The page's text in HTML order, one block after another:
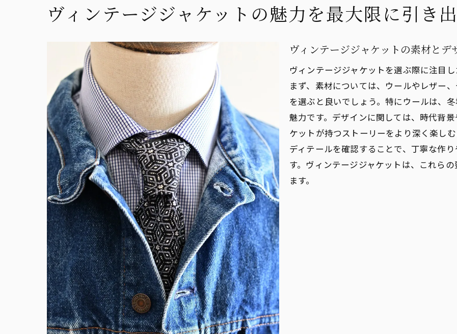
日常の装いにヴィンテージジャケットを取り入れるコツ
ヴィンテージジャケットと現代ファッションの融合テクニッ
季節ごとのヴィンテージジャケットの活用法
アクセサリーと合わせるヴィンテージジャケットのスタイル
オフィスカジュアルに適したヴィンテージジャケット
ヴィンテージジャケットで生まれる新しい日常コーデ
ヴィンテージジャケットで個性を引き出すスタイリングテクニッ
ヴィンテージジャケットのシルエットで変わる印象
異素材ミックスで作るヴィンテージジャケットスタイル
ヴィンテージジャケットと帽子、バッグの組み合わせ方
シンプルなインナーで引き立てるヴィンテージジャケット
レイヤードスタイルで魅せるヴィンテージジャケット
ヴィンテージジャケットに似合うシューズの選び方
現代ファッションにヴィンテージジャケットを融合させる秘訣
ヴィンテージジャケットでトレンドを取り入れる方法
ジェンダーレススタイルに合うヴィンテージジャケット
デジタルファッション時代におけるヴィンテージジャケット
ヴィンテージジャケットの魅力を最大限に引き
ヴィンテージジャケットの素材とデ
ヴィンテージジャケットを選ぶ際に注目
まず、素材については、ウールやレザー
を選ぶと良いでしょう。特にウールは、
魅力です。デザインに関しては、時代背
ケットが持つストーリーをより深く楽し
ディテールを確認することで、丁寧な作
す。ヴィンテージジャケットは、これら
ます。